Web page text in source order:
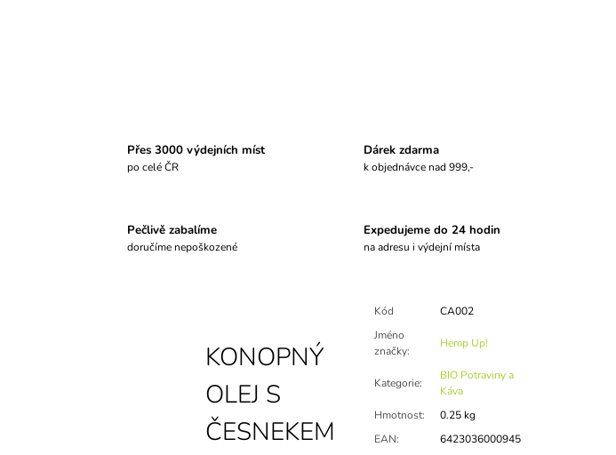
Přes 3000 výdejních míst
po celé ČR
Dárek zdarma
k objednávce nad 999,-
Pečlivě zabalíme
doručíme nepoškozené
Expedujeme do 24 hodin
na adresu i výdejní místa
KONOPNÝ
OLEJ S
ČESNEKEM
Kód
CA002
Jméno
značky:
Hemp Up!
Kategorie:
BIO Potraviny a
Káva
Hmotnost:
0.25 kg
EAN: 6423036000945